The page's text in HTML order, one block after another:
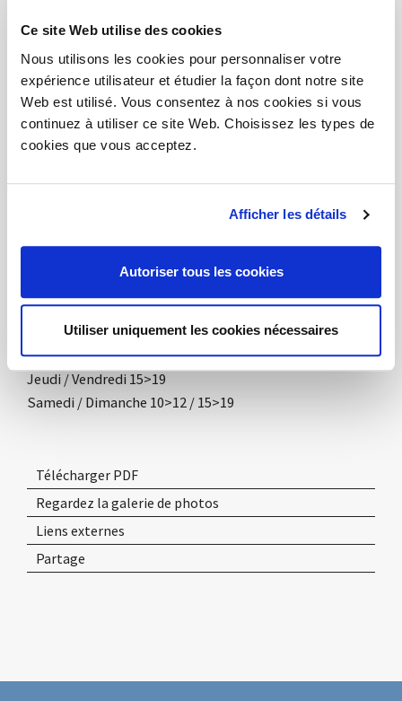
Ce site Web utilise des cookies
Nous utilisons les cookies pour personnaliser votre
expérience utilisateur et étudier la façon dont notre site
Web est utilisé. Vous consentez à nos cookies si vous
continuez à utiliser ce site Web. Choisissez les types de
cookies que vous acceptez.
Afficher les détails
Autoriser tous les cookies
Utiliser uniquement les cookies nécessaires
Galleria Harry Bertoia
Corso Vittorio Emanuele II, 60
Pordenone
“DVO” est sponsor de l'exposition "
grand designer Achille Castiglioni, symbole italien de
méthode et d'une histoire du design de valeur
Heures d'ouverture:
Jeudi / Vendredi 15>19
Samedi / Dimanche 10>12 / 15>19
Télécharger PDF
Regardez la galerie de photos
Liens externes
Partage